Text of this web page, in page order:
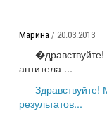
Марина / 20.03.2013
антитела ...
Здравствуйте!
результатов...